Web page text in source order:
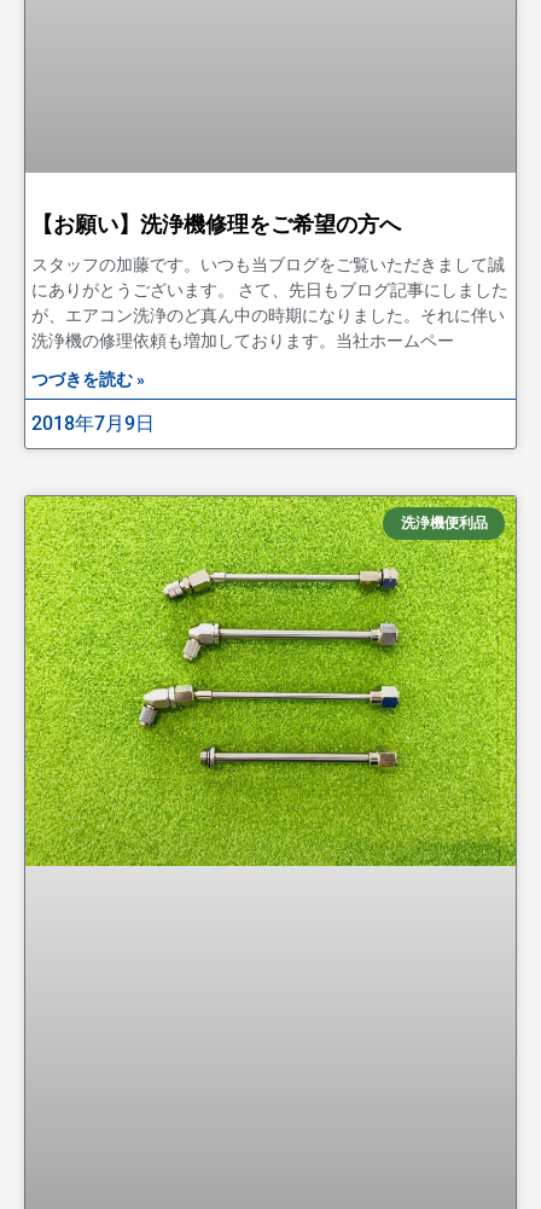
【お願い】洗浄機修理をご希望の方へ
スタッフの加藤です。いつも当ブログをご覧いただきまして誠
にありがとうございます。 さて、先日もブログ記事にしました
が、エアコン洗浄のど真ん中の時期になりました。それに伴い
洗浄機の修理依頼も増加しております。当社ホームペー
つづきを読む »
2018年7月9日
洗浄機便利品